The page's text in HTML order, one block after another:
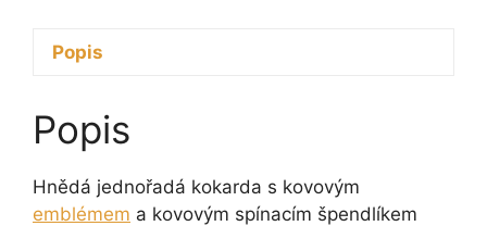
Popis
Popis
Hnědá jednořadá kokarda s kovovým
emblémem a kovovým spínacím špendlíkem